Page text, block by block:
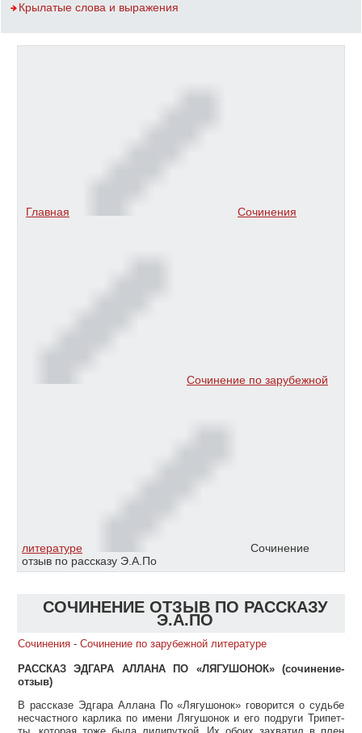
Крылатые слова и выражения
Главная Сочинения
Сочинение по зарубежной
литературе
Сочинение
отзыв по рассказу Э.А.По
СОЧИНЕНИЕ ОТЗЫВ ПО РАССКАЗУ
Э.А.ПО
Сочинения - Сочинение по зарубежной литературе
РАССКАЗ ЭДГАРА АЛЛАНА ПО «ЛЯГУШОНОК» (сочинение-
отзыв)
В рассказе Эдгара Аллана По «Лягушонок» говорится о судьбе
несчастного карлика по имени Лягушонок и его подруги Трипет-